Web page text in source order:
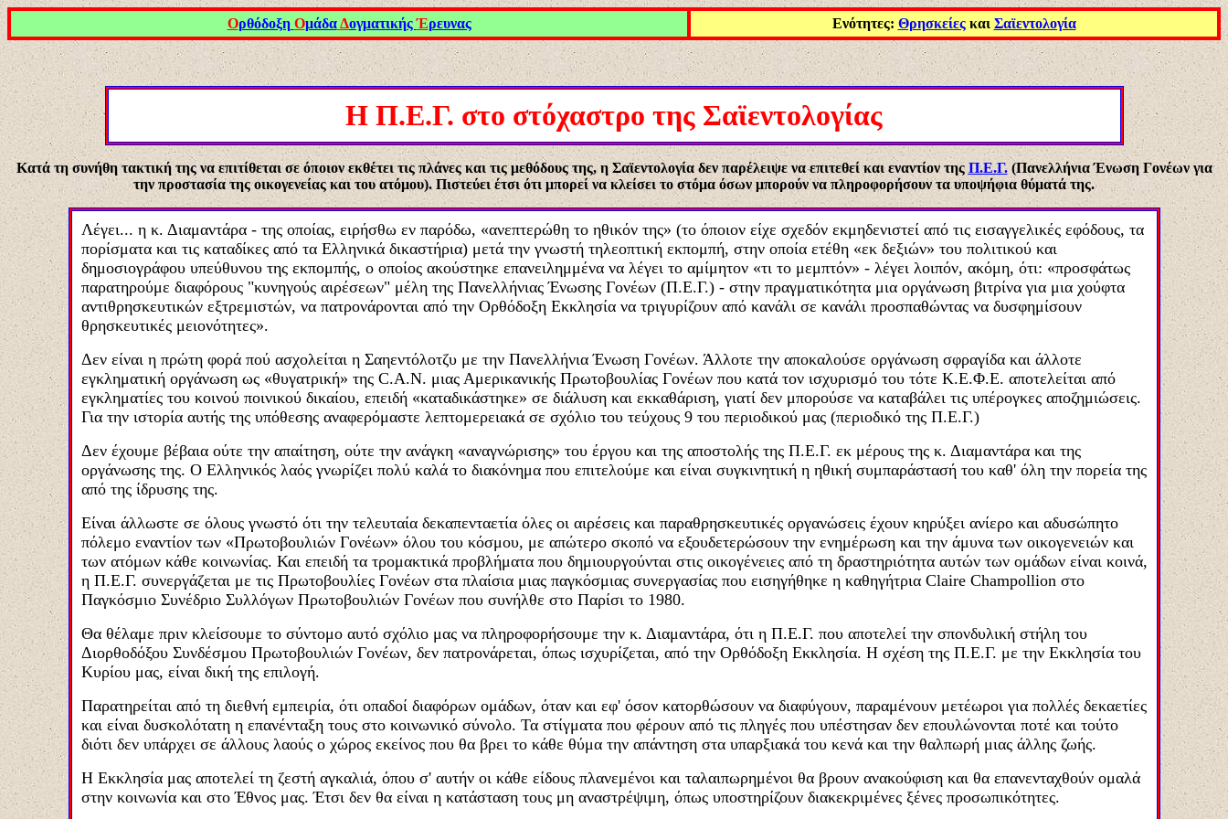
Ορθόδοξη ΟμάδαΔογματικήςΈρευνας Ενότητες: Θρησκείεςκαι Σαϊεντολογία
Η Π.Ε.Γ. στο στόχαστρο της Σαϊεντολογίας
Κατά τη συνήθη τακτική της να επιτίθεται σε όποιον εκθέτει τις πλάνες και τις μεθόδους της, η Σαϊεντολογία δεν παρέλειψε να επιτεθεί και εναντίον της Π.Ε.Γ.(Πανελλήνια Ένωση Γονέων για
την προστασία της οικογενείας και του ατόμου). Πιστεύει έτσι ότι μπορεί να κλείσει το στόμα όσων μπορούν να πληροφορήσουν τα υποψήφια θύματά της.
Λέγει... η κ. Διαμαντάρα - της οποίας, ειρήσθω εν παρόδω, «ανεπτερώθη το ηθικόν της» (το όποιον είχε σχεδόν εκμηδενιστεί από τις εισαγγελικές εφόδους, τα
πορίσματα και τις καταδίκες από τα Ελληνικά δικαστήρια) μετά την γνωστή τηλεοπτική εκπομπή, στην οποία ετέθη «εκ δεξιών» του πολιτικού και
δημοσιογράφου υπεύθυνου της εκπομπής, ο οποίος ακούστηκε επανειλημμένα να λέγει το αμίμητον «τι το μεμπτόν» - λέγει λοιπόν, ακόμη, ότι: «προσφάτως
παρατηρούμε διαφόρους "κυνηγούς αιρέσεων" μέλη της Πανελλήνιας Ένωσης Γονέων (Π.Ε.Γ.) - στην πραγματικότητα μια οργάνωση βιτρίνα για μια χούφτα
αντιθρησκευτικών εξτρεμιστών, να πατρονάρονται από την Ορθόδοξη Εκκλησία να τριγυρίζουν από κανάλι σε κανάλι προσπαθώντας να δυσφημίσουν
θρησκευτικές μειονότητες».
Δεν είναι η πρώτη φορά πού ασχολείται η Σαηεντόλοτζυ με την Πανελλήνια Ένωση Γονέων. Άλλοτε την αποκαλούσε οργάνωση σφραγίδα και άλλοτε
εγκληματική οργάνωση ως «θυγατρική» της C.Α.Ν. μιας Αμερικανικής Πρωτοβουλίας Γονέων που κατά τον ισχυρισμό του τότε Κ.Ε.Φ.Ε. αποτελείται από
εγκληματίες του κοινού ποινικού δικαίου, επειδή «καταδικάστηκε» σε διάλυση και εκκαθάριση, γιατί δεν μπορούσε να καταβάλει τις υπέρογκες αποζημιώσεις.
Για την ιστορία αυτής της υπόθεσης αναφερόμαστε λεπτομερειακά σε σχόλιο του τεύχους 9 του περιοδικού μας (περιοδικό της Π.Ε.Γ.)
Δεν έχουμε βέβαια ούτε την απαίτηση, ούτε την ανάγκη «αναγνώρισης» του έργου και της αποστολής της Π.Ε.Γ. εκ μέρους της κ. Διαμαντάρα και της
οργάνωσης της. Ο Ελληνικός λαός γνωρίζει πολύ καλά το διακόνημα που επιτελούμε και είναι συγκινητική η ηθική συμπαράστασή του καθ' όλη την πορεία της
από της ίδρυσης της.
Είναι άλλωστε σε όλους γνωστό ότι την τελευταία δεκαπενταετία όλες οι αιρέσεις και παραθρησκευτικές οργανώσεις έχουν κηρύξει ανίερο και αδυσώπητο
πόλεμο εναντίον των «Πρωτοβουλιών Γονέων» όλου του κόσμου, με απώτερο σκοπό να εξουδετερώσουν την ενημέρωση και την άμυνα των οικογενειών και
των ατόμων κάθε κοινωνίας. Και επειδή τα τρομακτικά προβλήματα που δημιουργούνται στις οικογένειες από τη δραστηριότητα αυτών των ομάδων είναι κοινά,
η Π.Ε.Γ. συνεργάζεται με τις Πρωτοβουλίες Γονέων στα πλαίσια μιας παγκόσμιας συνεργασίας που εισηγήθηκε η καθηγήτρια Claire Champollion στο
Παγκόσμιο Συνέδριο Συλλόγων Πρωτοβουλιών Γονέων που συνήλθε στο Παρίσι το 1980.
Θα θέλαμε πριν κλείσουμε το σύντομο αυτό σχόλιο μας να πληροφορήσουμε την κ. Διαμαντάρα, ότι η Π.Ε.Γ. που αποτελεί την σπονδυλική στήλη του
Διορθοδόξου Συνδέσμου Πρωτοβουλιών Γονέων, δεν πατρονάρεται, όπως ισχυρίζεται, από την Ορθόδοξη Εκκλησία. Η σχέση της Π.Ε.Γ. με την Εκκλησία του
Κυρίου μας, είναι δική της επιλογή.
Παρατηρείται από τη διεθνή εμπειρία, ότι οπαδοί διαφόρων ομάδων, όταν και εφ' όσον κατορθώσουν να διαφύγουν, παραμένουν μετέωροι για πολλές δεκαετίες
και είναι δυσκολότατη η επανένταξη τους στο κοινωνικό σύνολο. Τα στίγματα που φέρουν από τις πληγές που υπέστησαν δεν επουλώνονται ποτέ και τούτο
διότι δεν υπάρχει σε άλλους λαούς ο χώρος εκείνος που θα βρει το κάθε θύμα την απάντηση στα υπαρξιακά του κενά και την θαλπωρή μιας άλλης ζωής.
Η Εκκλησία μας αποτελεί τη ζεστή αγκαλιά, όπου σ' αυτήν οι κάθε είδους πλανεμένοι και ταλαιπωρημένοι θα βρουν ανακούφιση και θα επανενταχθούν ομαλά
στην κοινωνία και στο Έθνος μας. Έτσι δεν θα είναι η κατάσταση τους μη αναστρέψιμη, όπως υποστηρίζουν διακεκριμένες ξένες προσωπικότητες.